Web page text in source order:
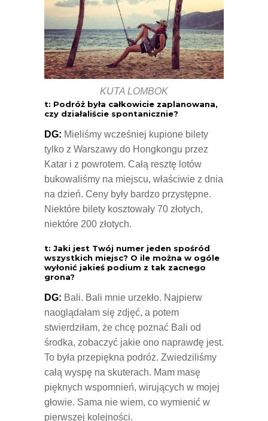
KUTA LOMBOK
t: Podróż była całkowicie zaplanowana,
czy działaliście spontanicznie?
DG: Mieliśmy wcześniej kupione bilety
tylko z Warszawy do Hongkongu przez
Katar i z powrotem. Całą resztę lotów
bukowaliśmy na miejscu, właściwie z dnia
na dzień. Ceny były bardzo przystępne.
Niektóre bilety kosztowały 70 złotych,
niektóre 200 złotych.
t: Jaki jest Twój numer jeden spośród
wszystkich miejsc? O ile można w ogóle
wyłonić jakieś podium z tak zacnego
grona?
DG: Bali. Bali mnie urzekło. Najpierw
naoglądałam się zdjęć, a potem
stwierdziłam, że chcę poznać Bali od
środka, zobaczyć jakie ono naprawdę jest.
To była przepiękna podróż. Zwiedziliśmy
całą wyspę na skuterach. Mam masę
pięknych wspomnień, wirujących w mojej
głowie. Sama nie wiem, co wymienić w
pierwszej kolejności.